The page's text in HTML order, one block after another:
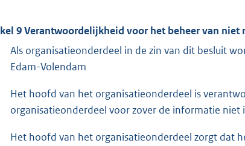
9 Verantwoordelijkheid voor het beheer van
Als organisatieonderdeel in de zin van dit besluit
Edam-Volendam
Het hoofd van het organisatieonderdeel is
organisatieonderdeel voor zover de informatie niet
Het hoofd van het organisatieonderdeel zorgt dat